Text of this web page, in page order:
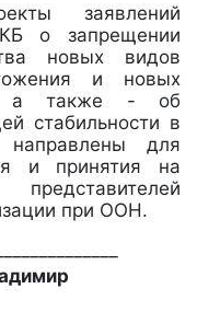
заявлений
о запрещении
новых видов
и новых
а также - об
стабильности в
для
и принятия на
при ООН.